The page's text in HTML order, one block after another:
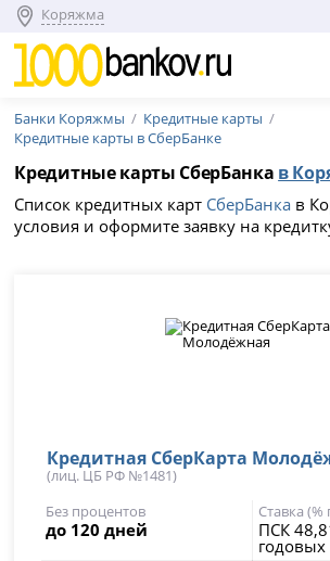
Коряжма
Банки Коряжмы
Кредитные карты
Кредитные карты в СберБанке
Кредитные карты СберБанка в
Список кредитных карт СберБанка в
условия и оформите заявку на
Кредитная СберКарта
(лиц. ЦБ РФ №1481)
Без процентов
до 120 дней
Ставка
ПСК
годовых